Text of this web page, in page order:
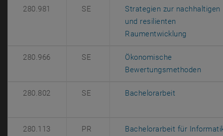
280.981 SE
Strategien zur nachhaltigen
und resilienten
Raumentwicklung
280.966 SE
Ökonomische
Bewertungsmethoden
280.802 SE Bachelorarbeit
280.113 PR
Bachelorarbeit für